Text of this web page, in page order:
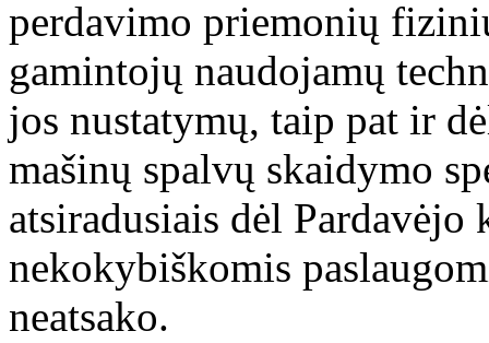
perdavimo priemonių
gamintojų naudojamų
jos nustatymų, taip pat ir
mašinų spalvų skaidymo
atsiradusiais dėl Pardavėjo
nekokybiškomis
neatsako.